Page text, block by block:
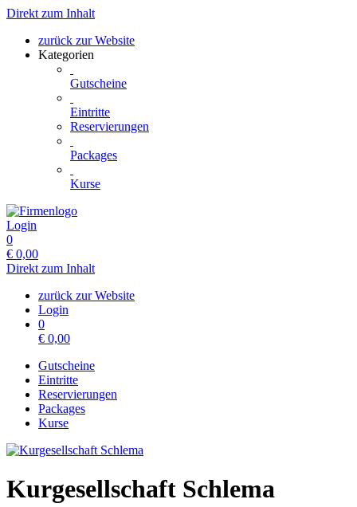
Direkt zum Inhalt
zurück zur Website
Kategorien
Gutscheine
Eintritte
Reservierungen
Packages
Kurse
Login
0
€ 0,00
Direkt zum Inhalt
zurück zur Website
Login
0
€ 0,00
Gutscheine
Eintritte
Reservierungen
Packages
Kurse
Kurgesellschaft Schlema